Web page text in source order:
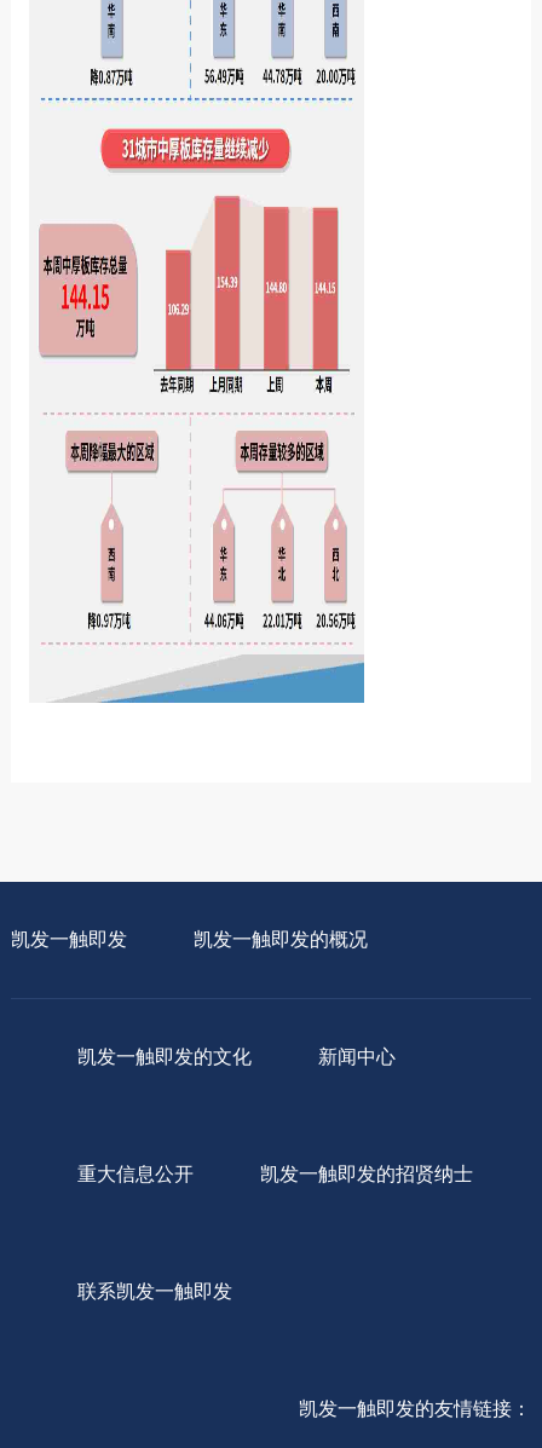
凯发一触即发 凯发一触即发的概况
凯发一触即发的文化 新闻中心
重大信息公开 凯发一触即发的招贤纳士
联系凯发一触即发
凯发一触即发的友情链接：